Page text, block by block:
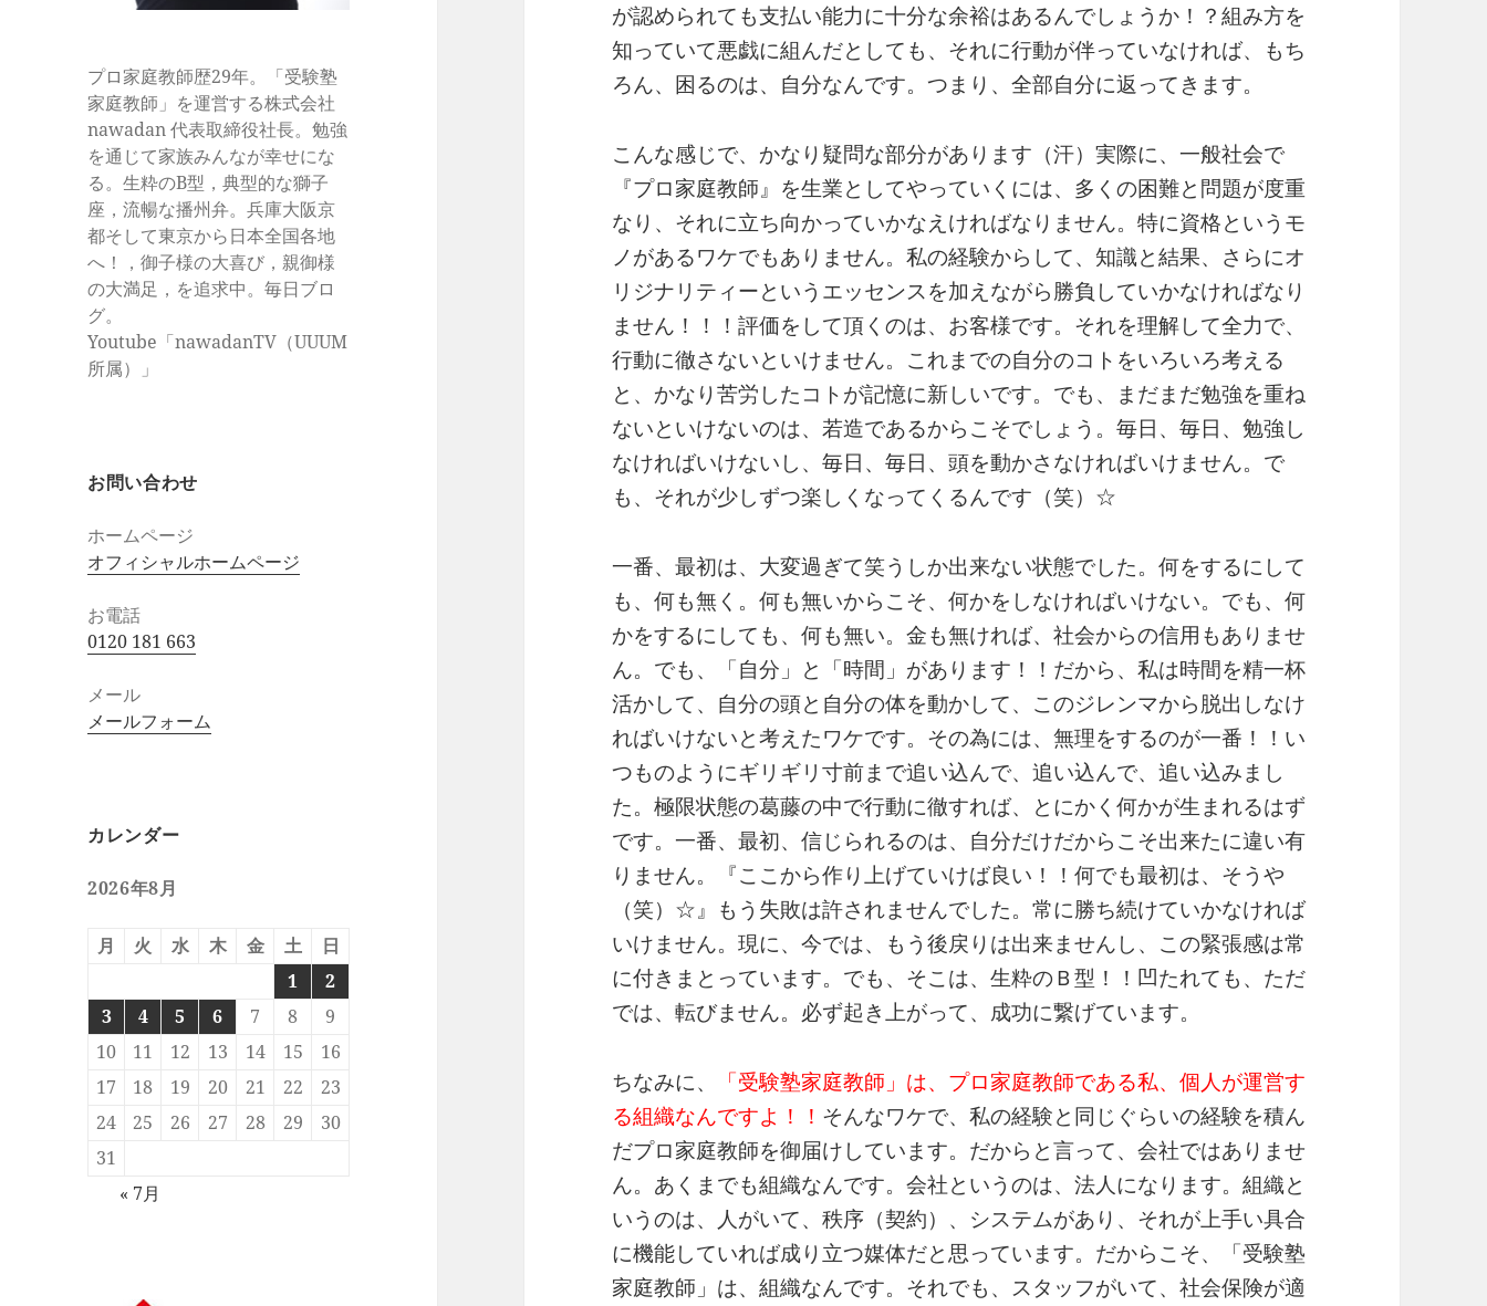
プロ家庭教師歴29年。「受験塾
家庭教師」を運営する株式会社
nawadan 代表取締役社長。勉強
を通じて家族みんなが幸せにな
る。生粋のB型，典型的な獅子
座，流暢な播州弁。兵庫大阪京
都そして東京から日本全国各地
へ！，御子様の大喜び，親御様
の大満足，を追求中。毎日ブロ
グ。
Youtube「nawadanTV（UUUM
所属）」
お問い合わせ
ホームページ
オフィシャルホームページ
お電話
0120 181 663
メール
メールフォーム
カレンダー
2026年8月
月 火 水 木 金 土
日
1
2
3
4 5 6 7 8
9
10
11 12 13 14 15
16
17
18 19 20 21 22
23
24
25 26 27 28 29
30
31
« 7月
が認められても支払い能力に十分な余裕はあるんでしょうか！？組み方を
知っていて悪戯に組んだとしても、それに行動が伴っていなければ、もち
ろん、困るのは、自分なんです。つまり、全部自分に返ってきます。
こんな感じで、かなり疑問な部分があります（汗）実際に、一般社会で
『プロ家庭教師』を生業としてやっていくには、多くの困難と問題が度重
なり、それに立ち向かっていかなえければなりません。特に資格というモ
ノがあるワケでもありません。私の経験からして、知識と結果、さらにオ
リジナリティーというエッセンスを加えながら勝負していかなければなり
ません！！！評価をして頂くのは、お客様です。それを理解して全力で、
行動に徹さないといけません。これまでの自分のコトをいろいろ考える
と、かなり苦労したコトが記憶に新しいです。でも、まだまだ勉強を重ね
ないといけないのは、若造であるからこそでしょう。毎日、毎日、勉強し
なければいけないし、毎日、毎日、頭を動かさなければいけません。で
も、それが少しずつ楽しくなってくるんです（笑）☆
一番、最初は、大変過ぎて笑うしか出来ない状態でした。何をするにして
も、何も無く。何も無いからこそ、何かをしなければいけない。でも、何
かをするにしても、何も無い。金も無ければ、社会からの信用もありませ
ん。でも、「自分」と「時間」があります！！だから、私は時間を精一杯
活かして、自分の頭と自分の体を動かして、このジレンマから脱出しなけ
ればいけないと考えたワケです。その為には、無理をするのが一番！！い
つものようにギリギリ寸前まで追い込んで、追い込んで、追い込みまし
た。極限状態の葛藤の中で行動に徹すれば、とにかく何かが生まれるはず
です。一番、最初、信じられるのは、自分だけだからこそ出来たに違い有
りません。『ここから作り上げていけば良い！！何でも最初は、そうや
（笑）☆』もう失敗は許されませんでした。常に勝ち続けていかなければ
いけません。現に、今では、もう後戻りは出来ませんし、この緊張感は常
に付きまとっています。でも、そこは、生粋のＢ型！！凹たれても、ただ
では、転びません。必ず起き上がって、成功に繋げています。
ちなみに、
「受験塾家庭教師」は、プロ家庭教師である私、個人が運営す
る組織なんですよ！！ そんなワケで、私の経験と同じぐらいの経験を積ん
だプロ家庭教師を御届けしています。だからと言って、会社ではありませ
ん。あくまでも組織なんです。会社というのは、法人になります。組織と
いうのは、人がいて、秩序（契約）、システムがあり、それが上手い具合
に機能していれば成り立つ媒体だと思っています。だからこそ、「受験塾
家庭教師」は、組織なんです。それでも、スタッフがいて、社会保険が適